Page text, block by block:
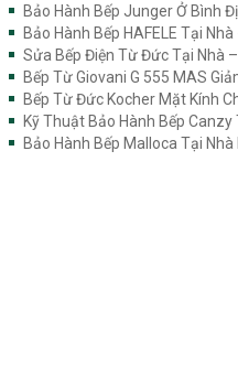
Bảo Hành Bếp Junger Ở Bình
Bảo Hành Bếp HAFELE Tại
Sửa Bếp Điện Từ Đức Tại Nhà
Bếp Từ Giovani G 555 MAS
Bếp Từ Đức Kocher Mặt Kính
Kỹ Thuật Bảo Hành Bếp
Bảo Hành Bếp Malloca Tại